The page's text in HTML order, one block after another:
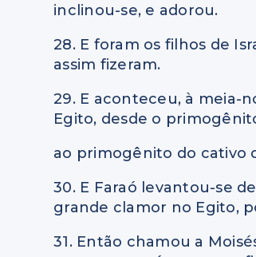
inclinou-se, e adorou.
28. E foram os filhos de
assim fizeram.
29. E aconteceu, à meia-
Egito, desde o
ao primogênito do cativo
30. E Faraó levantou-se
grande clamor no Egito,
31. Então chamou a